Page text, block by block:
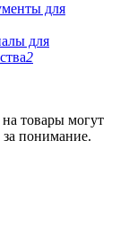
для
для
2
товары могут
за понимание.